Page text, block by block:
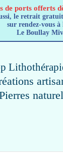
de ports offerts
le retrait
sur rendez-vous
Le Boullay